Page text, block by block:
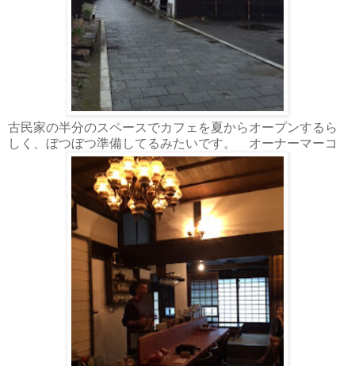
古民家の半分のスペースでカフェを夏からオープンするら
しく、ぼつぼつ準備してるみたいです。 オーナーマーコ